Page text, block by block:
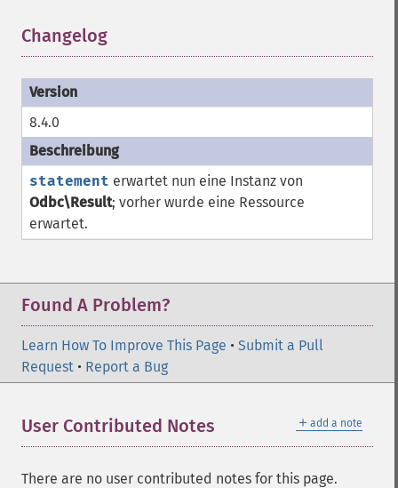
Changelog
8.4.0
statement erwartet nun eine Instanz von
Odbc\Result; vorher wurde eine Ressource
erwartet.
Found A Problem?
Learn How To Improve This Page • Submit a Pull
Request • Report a Bug
＋ add a note
User Contributed Notes
There are no user contributed notes for this page.